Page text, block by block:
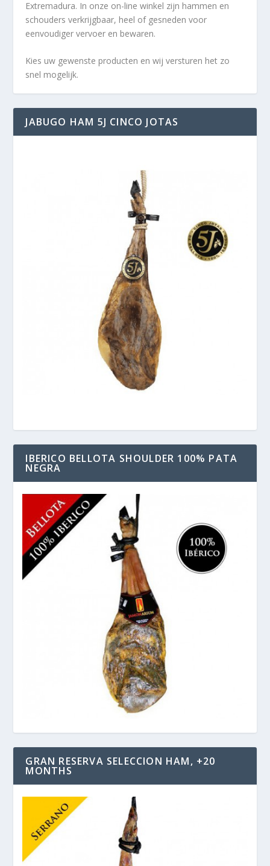
Extremadura. In onze on-line winkel zijn hammen en
schouders verkrijgbaar, heel of gesneden voor
eenvoudiger vervoer en bewaren.
Kies uw gewenste producten en wij versturen het zo
snel mogelijk.
JABUGO HAM 5J CINCO JOTAS
IBERICO BELLOTA SHOULDER 100% PATA
NEGRA
GRAN RESERVA SELECCION HAM, +20
MONTHS